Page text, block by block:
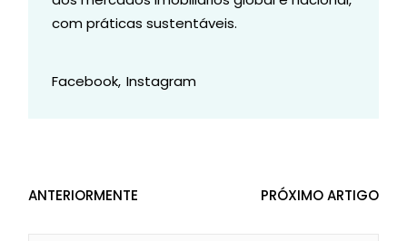
com práticas sustentáveis.
Facebook Instagram
ANTERIORMENTE PRÓXIMO ARTIGO